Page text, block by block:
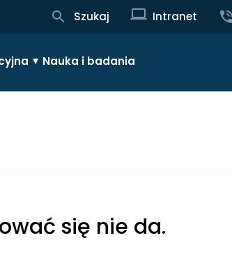
Szukaj Intranet
Nauka i badania
się nie da.